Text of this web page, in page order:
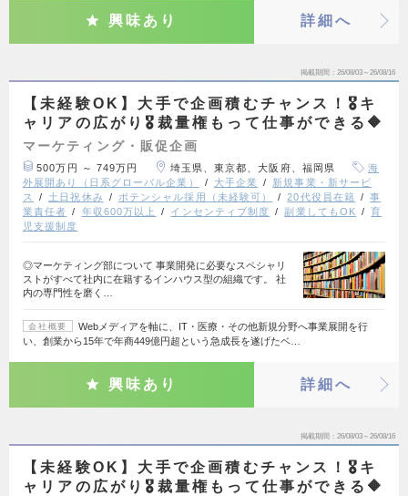
興味あり 詳細へ
掲載期間 26/08/03～26/08/16
【未経験OK】大手で企画積むチャンス！🎖️キ
ャリアの広がり🎖️裁量権もって仕事ができる🔶
マーケティング・販促企画
500万円 ～ 749万円 埼玉県、東京都、大阪府、福岡県
海
外展開あり（日系グローバル企業）
大手企業
新規事業・新サービ
ス
土日祝休み ポテンシャル採用（未経験可） 20代役員在籍
事
業責任者
年収600万以上 インセンティブ制度 副業してもOK
育
児支援制度
◎マーケティング部について 事業開発に必要なスペシャリ
ストがすべて社内に在籍するインハウス型の組織です。 社
内の専門性を磨く…
会社概要
Webメディアを軸に、IT・医療・その他新規分野へ事業展開を行
い、創業から15年で年商449億円超という急成長を遂げたベ…
興味あり 詳細へ
掲載期間 26/08/03～26/08/16
【未経験OK】大手で企画積むチャンス！🎖️キ
ャリアの広がり🎖️裁量権もって仕事ができる🔶